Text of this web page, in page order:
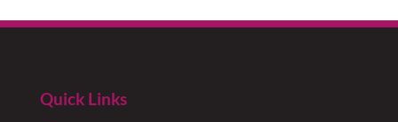
Quick Links